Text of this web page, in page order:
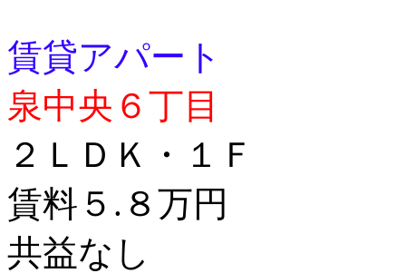
賃貸アパート
泉中央６丁目
２ＬＤＫ・１Ｆ
賃料５.８万円
共益なし